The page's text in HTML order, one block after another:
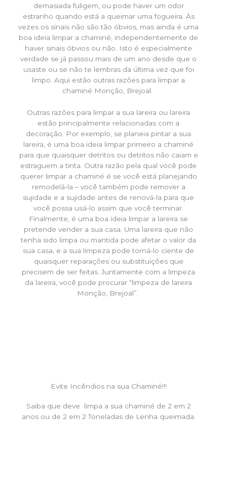
demasiada fuligem, ou pode haver um odor
estranho quando está a queimar uma fogueira. Às
vezes os sinais não são tão óbvios, mas ainda é uma
boa ideia limpar a chaminé, independentemente de
haver sinais óbvios ou não. Isto é especialmente
verdade se já passou mais de um ano desde que o
usaste ou se não te lembras da última vez que foi
limpo. Aqui estão outras razões para limpar a
chaminé Monção, Brejoal.
Outras razões para limpar a sua lareira ou lareira
estão principalmente relacionadas com a
decoração. Por exemplo, se planeia pintar a sua
lareira, é uma boa ideia limpar primeiro a chaminé
para que quaisquer detritos ou detritos não caiam e
estraguem a tinta. Outra razão pela qual você pode
querer limpar a chaminé é se você está planejando
remodelá-la – você também pode remover a
sujidade e a sujidade antes de renová-la para que
você possa usá-lo assim que você terminar.
Finalmente, é uma boa ideia limpar a lareira se
pretende vender a sua casa. Uma lareira que não
tenha sido limpa ou mantida pode afetar o valor da
sua casa, e a sua limpeza pode torná-lo ciente de
quaisquer reparações ou substituições que
precisem de ser feitas. Juntamente com a limpeza
da lareira, você pode procurar “limpeza de lareira
Monção, Brejoal”.
Evite Incêndios na sua Chaminé!!!
Saiba que deve limpa a sua chaminé de 2 em 2
anos ou de 2 em 2 Toneladas de Lenha queimada.